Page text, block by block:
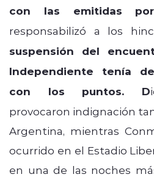
con las emitidas
responsabilizó a los
suspensión del
Independiente tenía
con los puntos. D
provocaron indignación
Argentina, mientras
ocurrido en el Estadio
en una de las noches